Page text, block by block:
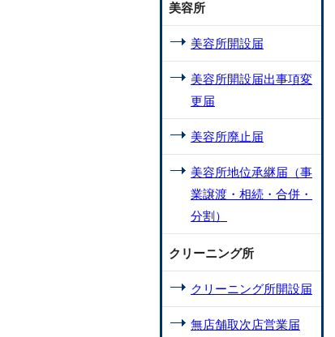
美容所
美容所開設届
美容所開設届出事項変
更届
美容所廃止届
美容所地位承継届（事
業譲渡・相続・合併・
分割）
クリーニング所
クリーニング所開設届
無店舗取次店営業届